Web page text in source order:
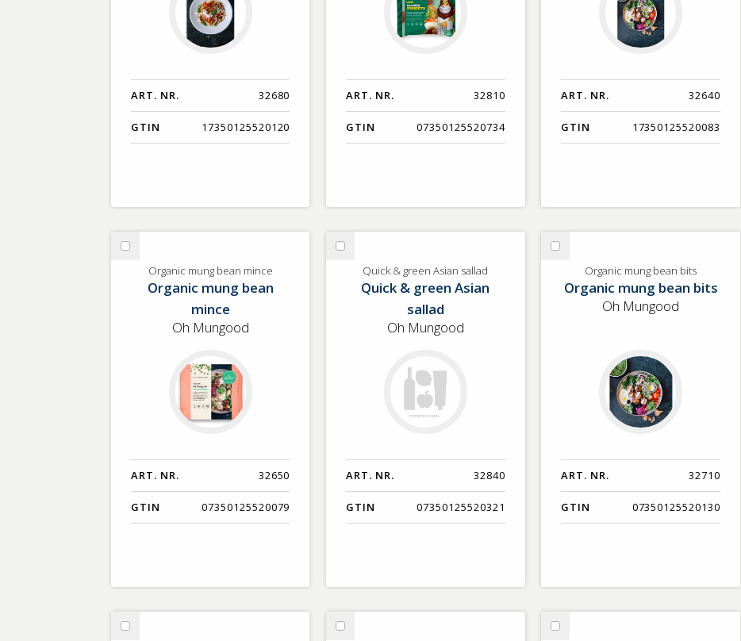
ART. NR. 32680
GTIN 17350125520120
ART. NR. 32810
GTIN 07350125520734
ART. NR. 32640
GTIN 17350125520083
Välj
Organic
mung
Organic mung bean mince
Organic mung bean
mince
Oh Mungood
ART. NR. 32650
GTIN 07350125520079
Välj
QuickQuick & green Asian sallad
Quick & green Asian
sallad
Oh Mungood
ART. NR. 32840
GTIN 07350125520321
Välj
Organic
mung
Organic mung bean bits
Organic mung bean bits
Oh Mungood
ART. NR. 32710
GTIN 07350125520130
Välj
Välj
Välj